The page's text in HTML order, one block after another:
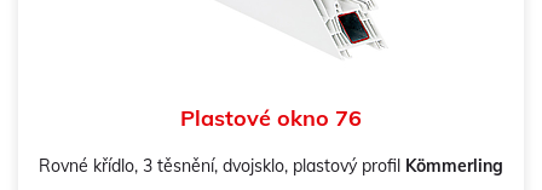
Plastové okno 76
Rovné křídlo, 3 těsnění, dvojsklo, plastový profil Kömmerling